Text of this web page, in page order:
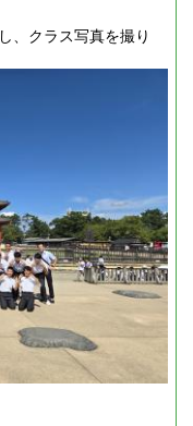
、クラス写真を撮り